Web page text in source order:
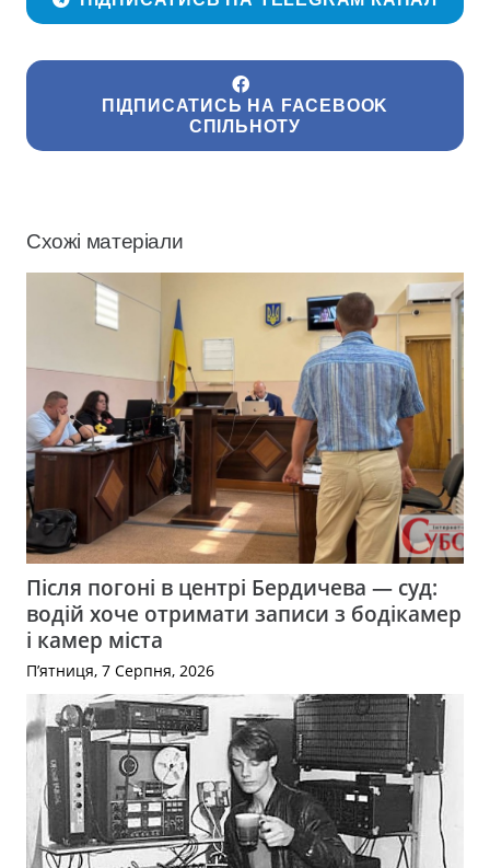
ПІДПИСАТИСЬ НА FACEBOOK
СПІЛЬНОТУ
Схожі матеріали
Після погоні в центрі Бердичева — суд:
водій хоче отримати записи з бодікамер
і камер міста
П’ятниця, 7 Серпня, 2026